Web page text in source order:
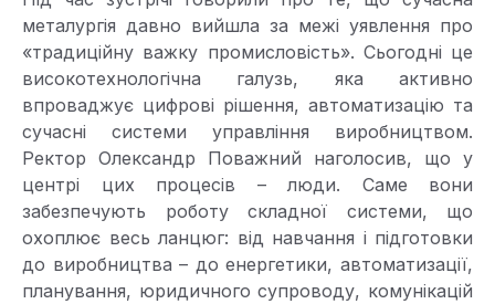
металургія давно вийшла за межі уявлення про
«традиційну важку промисловість». Сьогодні це
високотехнологічна галузь, яка активно
впроваджує цифрові рішення, автоматизацію та
сучасні системи управління виробництвом.
Ректор Олександр Поважний наголосив, що у
центрі цих процесів – люди. Саме вони
забезпечують роботу складної системи, що
охоплює весь ланцюг: від навчання і підготовки
до виробництва – до енергетики, автоматизації,
планування, юридичного супроводу, комунікацій